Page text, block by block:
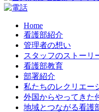
Home
看護部紹介
管理者の想い
スタッフのストーリ
看護部教育
部署紹介
私たちのレクリエー
外国からやってきた
地域とつながる看護